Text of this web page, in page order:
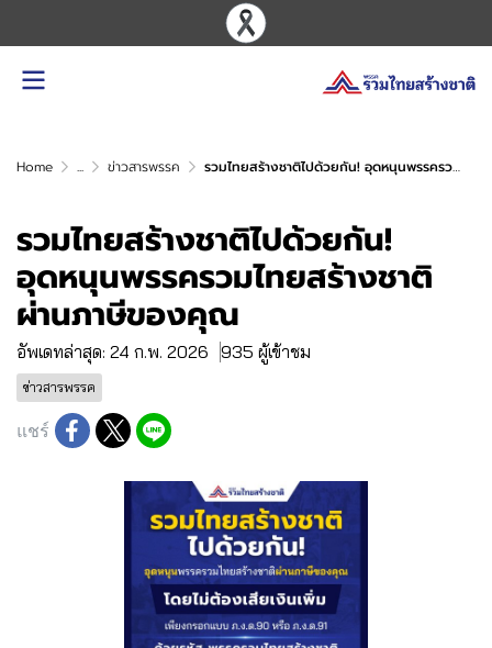
Home ... ข่าวสารพรรค รวมไทยสร้างชาติไปด้วยกัน! อุดหนุนพรรครวมไทยสร้างชาติผ่านภาษีของคุณ
รวมไทยสร้างชาติไปด้วยกัน!
อุดหนุนพรรครวมไทยสร้างชาติ
ผ่านภาษีของคุณ
อัพเดทล่าสุด: 24 ก.พ. 2026 935 ผู้เข้าชม
ข่าวสารพรรค
แชร์